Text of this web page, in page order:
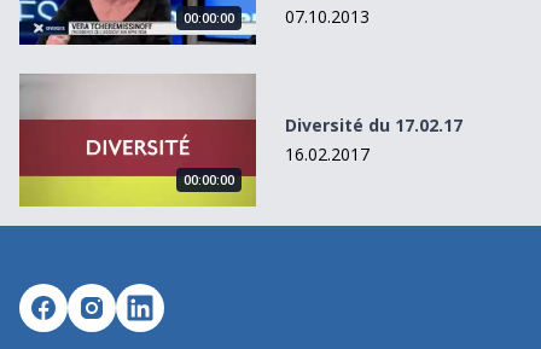
00:00:00
07.10.2013
Diversité du 17.02.17
00:00:00
Diversité du 17.02.17
16.02.2017